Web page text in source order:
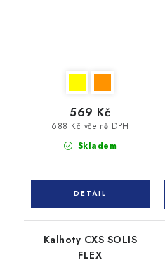
Skladem
688 Kč včetně DPH
569 Kč
Kalhoty CXS SOLIS
FLEX